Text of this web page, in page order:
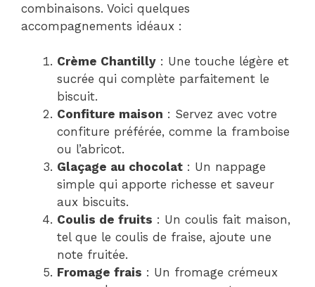
combinaisons. Voici quelques
accompagnements idéaux :
Crème Chantilly : Une touche légère et
sucrée qui complète parfaitement le
biscuit.
Confiture maison : Servez avec votre
confiture préférée, comme la framboise
ou l’abricot.
Glaçage au chocolat : Un nappage
simple qui apporte richesse et saveur
aux biscuits.
Coulis de fruits : Un coulis fait maison,
tel que le coulis de fraise, ajoute une
note fruitée.
Fromage frais : Un fromage crémeux